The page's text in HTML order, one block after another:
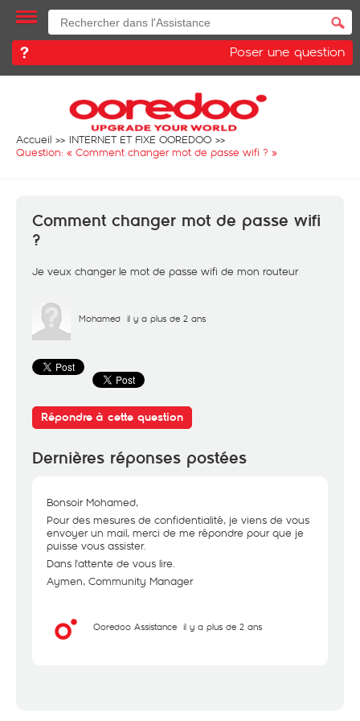
Poser une question
Accueil
INTERNET ET FIXE OOREDOO
Question: « Comment changer mot de passe wifi ? »
Comment changer mot de passe wifi
?
Je veux changer le mot de passe wifi de mon routeur
Mohamed il y a plus de 2 ans
Répondre à cette question
Dernières réponses postées
Bonsoir Mohamed,
Pour des mesures de confidentialité, je viens de vous
envoyer un mail, merci de me répondre pour que je
puisse vous assister.
Dans l'attente de vous lire.
Aymen, Community Manager
Ooredoo Assistance il y a plus de 2 ans